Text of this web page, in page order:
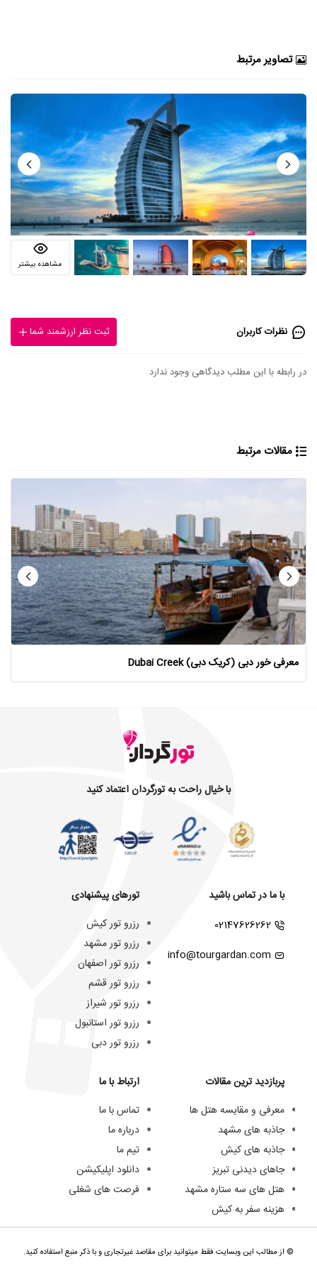
تصاویر مرتبط
مشاهده بیشتر
نظرات کاربران ثبت نظر ارزشمند شما
در رابطه با این مطلب دیدگاهی وجود ندارد
مقالات مرتبط
معرفی خور دبی (کریک دبی) Dubai Creek
با خیال راحت به تورگردان اعتماد کنید
با ما در تماس باشید
02147626262
info@tourgardan.com
تورهای پیشنهادی
رزرو تور کیش
رزرو تور مشهد
رزرو تور اصفهان
رزرو تور قشم
رزرو تور شیراز
رزرو تور استانبول
رزرو تور دبی
پربازدید ترین مقالات
معرفی و مقایسه هتل ها
جاذبه های مشهد
جاذبه های کیش
جاهای دیدنی تبریز
هتل های سه ستاره مشهد
هزینه سفر به کیش
ارتباط با ما
تماس با ما
درباره ما
تیم ما
دانلود اپلیکیشن
فرصت های شغلی
© از مطالب این وبسایت فقط میتوانید برای مقاصد غیرتجاری و با ذکر منبع استفاده کنید.